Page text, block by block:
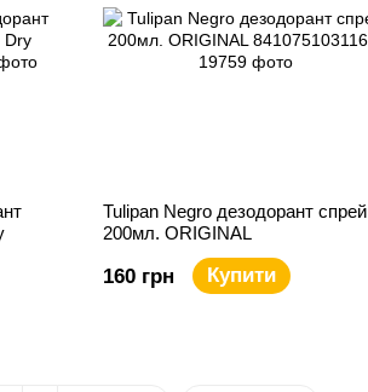
Tulipan Negro дезодорант спрей
200мл. ORIGINAL
160 грн Купити